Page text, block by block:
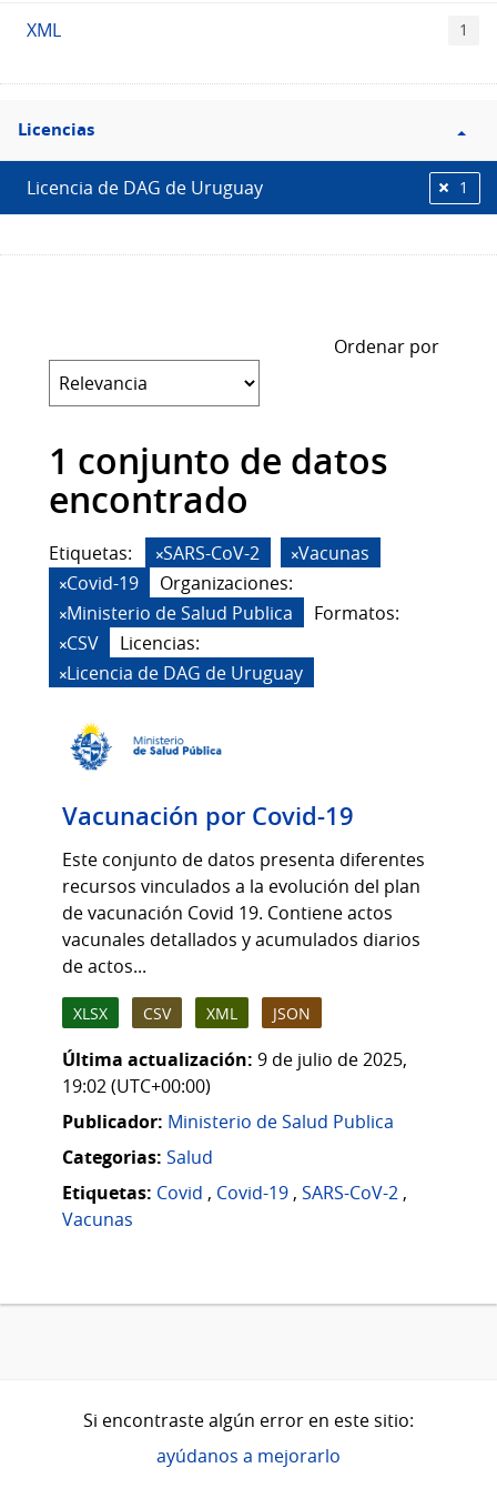
XML 1
Filtro
Licencias
Licencias
Licencia de DAG de Uruguay 1
Ordenar por
1 conjunto de datos
encontrado
Etiquetas: SARS-CoV-2
Vacunas
Covid-19
Organizaciones:
Ministerio de Salud Publica
Formatos:
CSV
Licencias:
Licencia de DAG de Uruguay
Vacunación por Covid-19
Este conjunto de datos presenta diferentes
recursos vinculados a la evolución del plan
de vacunación Covid 19. Contiene actos
vacunales detallados y acumulados diarios
de actos...
XLSX CSV XML JSON
Última actualización: 9 de julio de 2025,
19:02 (UTC+00:00)
Publicador: Ministerio de Salud Publica
Categorias: Salud
Etiquetas: Covid , Covid-19 , SARS-CoV-2 ,
Vacunas
Si encontraste algún error en este sitio:
ayúdanos a mejorarlo